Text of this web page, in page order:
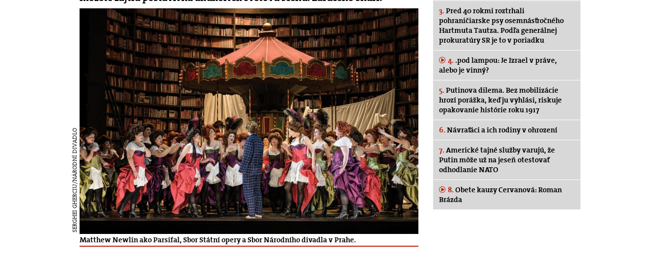
SERGHEI GHERCIU/NÁRODNÍ DIVADLO
Matthew Newlin ako Parsifal, Sbor Státní opery a Sbor Národního divadla v Prahe.
3. Pred 40 rokmi roztrhali
pohraničiarske psy osemnásťročného
Hartmuta Tautza. Podľa generálnej
prokuratúry SR je to v poriadku
4. .pod lampou: Je Izrael v práve,
alebo je vinný?
5. Putinova dilema. Bez mobilizácie
hrozí porážka, keď ju vyhlási, riskuje
opakovanie histórie roku 1917
6. Návraťáci a ich rodiny v ohrození
7. Americké tajné služby varujú, že
Putin môže už na jeseň otestovať
odhodlanie NATO
8. Obete kauzy Cervanová: Roman
Brázda